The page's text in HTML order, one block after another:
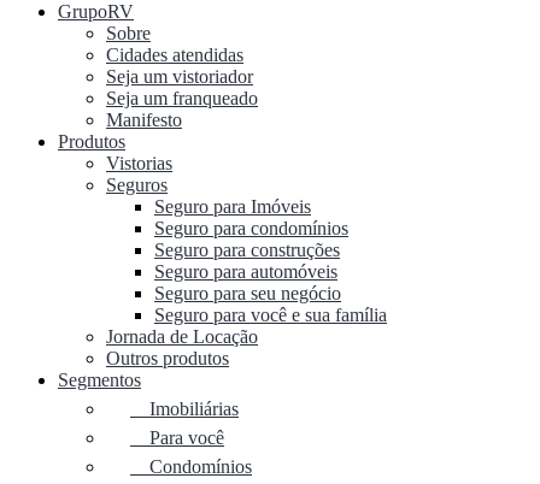
GrupoRV
Sobre
Cidades atendidas
Seja um vistoriador
Seja um franqueado
Manifesto
Produtos
Vistorias
Seguros
Seguro para Imóveis
Seguro para condomínios
Seguro para construções
Seguro para automóveis
Seguro para seu negócio
Seguro para você e sua família
Jornada de Locação
Outros produtos
Segmentos
Imobiliárias
Para você
Condomínios